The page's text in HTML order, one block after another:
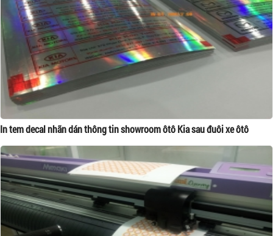
In tem decal nhãn dán thông tin showroom ôtô Kia sau đuôi xe ôtô